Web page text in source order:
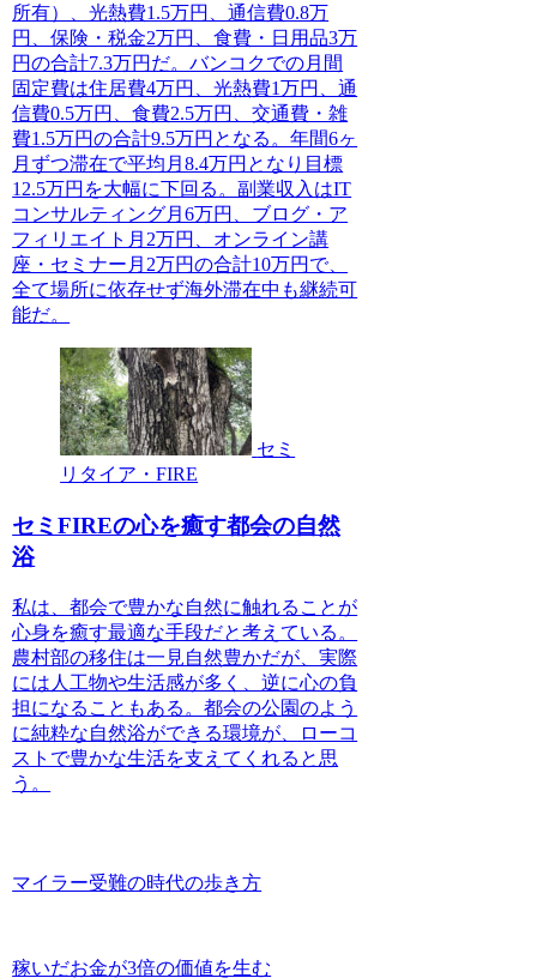
所有）、光熱費1.5万円、通信費0.8万
円、保険・税金2万円、食費・日用品3万
円の合計7.3万円だ。バンコクでの月間
固定費は住居費4万円、光熱費1万円、通
信費0.5万円、食費2.5万円、交通費・雑
費1.5万円の合計9.5万円となる。年間6ヶ
月ずつ滞在で平均月8.4万円となり目標
12.5万円を大幅に下回る。副業収入はIT
コンサルティング月6万円、ブログ・ア
フィリエイト月2万円、オンライン講
座・セミナー月2万円の合計10万円で、
全て場所に依存せず海外滞在中も継続可
能だ。
セミ
リタイア・FIRE
セミFIREの心を癒す都会の自然
浴
私は、都会で豊かな自然に触れることが
心身を癒す最適な手段だと考えている。
農村部の移住は一見自然豊かだが、実際
には人工物や生活感が多く、逆に心の負
担になることもある。都会の公園のよう
に純粋な自然浴ができる環境が、ローコ
ストで豊かな生活を支えてくれると思
う。
マイラー受難の時代の歩き方
稼いだお金が3倍の価値を生む